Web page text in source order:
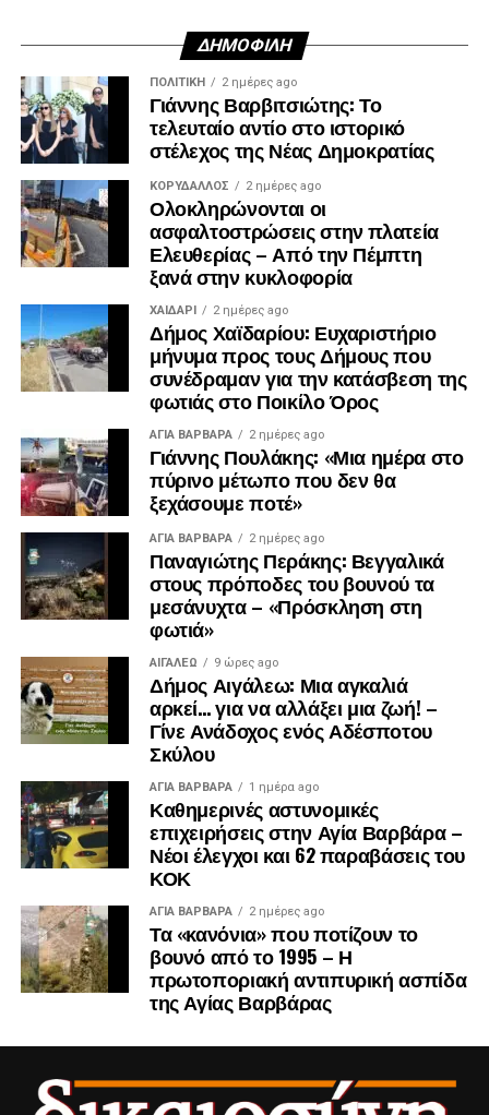
ΔΗΜΟΦΙΛΉ
ΠΟΛΙΤΙΚΉ 2 ημέρες ago
Γιάννης Βαρβιτσιώτης: Το
τελευταίο αντίο στο ιστορικό
στέλεχος της Νέας Δημοκρατίας
ΚΟΡΥΔΑΛΛΟΣ 2 ημέρες ago
Ολοκληρώνονται οι
ασφαλτοστρώσεις στην πλατεία
Ελευθερίας – Από την Πέμπτη
ξανά στην κυκλοφορία
ΧΑΪΔΑΡΙ 2 ημέρες ago
Δήμος Χαϊδαρίου: Ευχαριστήριο
μήνυμα προς τους Δήμους που
συνέδραμαν για την κατάσβεση της
φωτιάς στο Ποικίλο Όρος
ΑΓΙΑ ΒΑΡΒΑΡΑ 2 ημέρες ago
Γιάννης Πουλάκης: «Μια ημέρα στο
πύρινο μέτωπο που δεν θα
ξεχάσουμε ποτέ»
ΑΓΙΑ ΒΑΡΒΑΡΑ 2 ημέρες ago
Παναγιώτης Περάκης: Βεγγαλικά
στους πρόποδες του βουνού τα
μεσάνυχτα – «Πρόσκληση στη
φωτιά»
ΑΙΓΑΛΕΩ 9 ώρες ago
Δήμος Αιγάλεω: Μια αγκαλιά
αρκεί… για να αλλάξει μια ζωή! –
Γίνε Ανάδοχος ενός Αδέσποτου
Σκύλου
ΑΓΙΑ ΒΑΡΒΑΡΑ 1 ημέρα ago
Καθημερινές αστυνομικές
επιχειρήσεις στην Αγία Βαρβάρα –
Νέοι έλεγχοι και 62 παραβάσεις του
ΚΟΚ
ΑΓΙΑ ΒΑΡΒΑΡΑ 2 ημέρες ago
Τα «κανόνια» που ποτίζουν το
βουνό από το 1995 – Η
πρωτοποριακή αντιπυρική ασπίδα
της Αγίας Βαρβάρας